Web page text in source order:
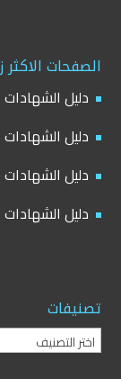
الصفحات الاكثر
دليل الشهادات
دليل الشهادات
دليل الشهادات
دليل الشهادات
تصنيفات
تصنيفات